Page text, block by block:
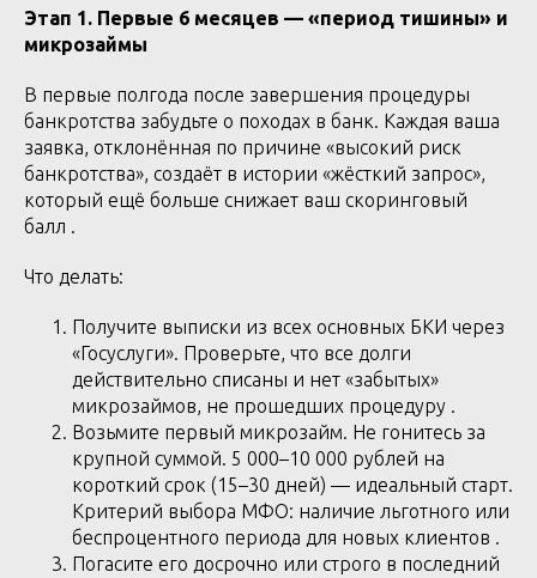
Этап 1. Первые 6 месяцев — «период тишины» и
микрозаймы
В первые полгода после завершения процедуры
банкротства забудьте о походах в банк. Каждая ваша
заявка, отклонённая по причине «высокий риск
банкротства», создаёт в истории «жёсткий запрос»,
который ещё больше снижает ваш скоринговый
балл .
Что делать:
Получите выписки из всех основных БКИ через
«Госуслуги». Проверьте, что все долги
действительно списаны и нет «забытых»
микрозаймов, не прошедших процедуру .
Возьмите первый микрозайм. Не гонитесь за
крупной суммой. 5 000–10 000 рублей на
короткий срок (15–30 дней) — идеальный старт.
Критерий выбора МФО: наличие льготного или
беспроцентного периода для новых клиентов .
Погасите его досрочно или строго в последний